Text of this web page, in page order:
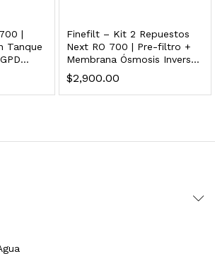
|
Tanque
Finefilt – Kit 2 Repuestos
Next RO 700 | Pre-filtro +
Membrana Ósmosis Inversa
Cambio Rápido
$2,900.00
25 Watts 4 Pines
de Repuesto)